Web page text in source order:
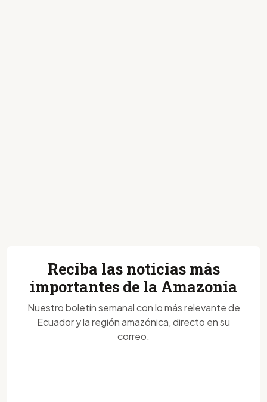
Reciba las noticias más
importantes de la Amazonía
Nuestro boletín semanal con lo más relevante de
Ecuador y la región amazónica, directo en su
correo.